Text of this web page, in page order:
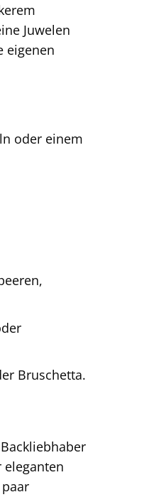
Juwelen
eigenen
oder einem
Bruschetta.
eleganten